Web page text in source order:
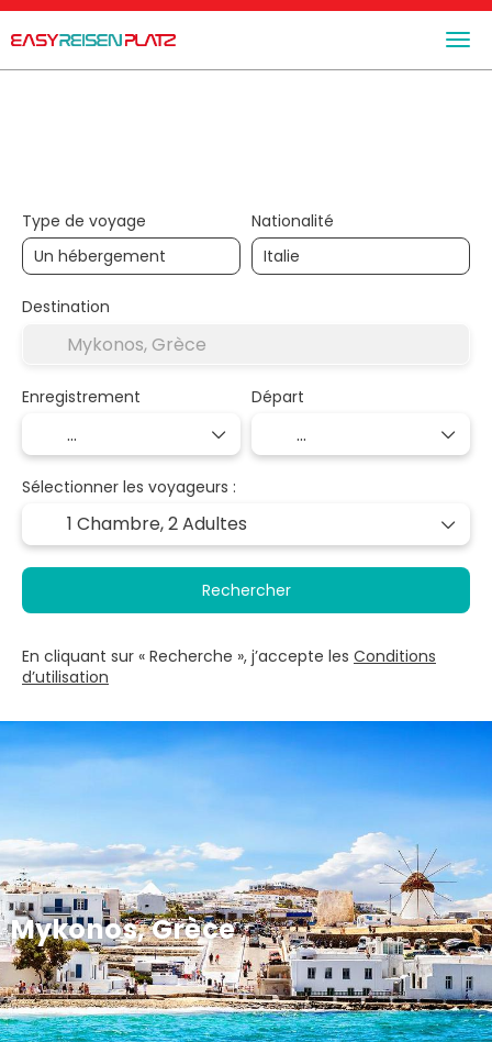
Mykonos, Grèce
Type de voyage Nationalité
Destination
Enregistrement Départ
Sélectionner les voyageurs :
1 Chambre,2 Adultes
Rechercher
En cliquant sur « Recherche », j’accepte les Conditions
d’utilisation